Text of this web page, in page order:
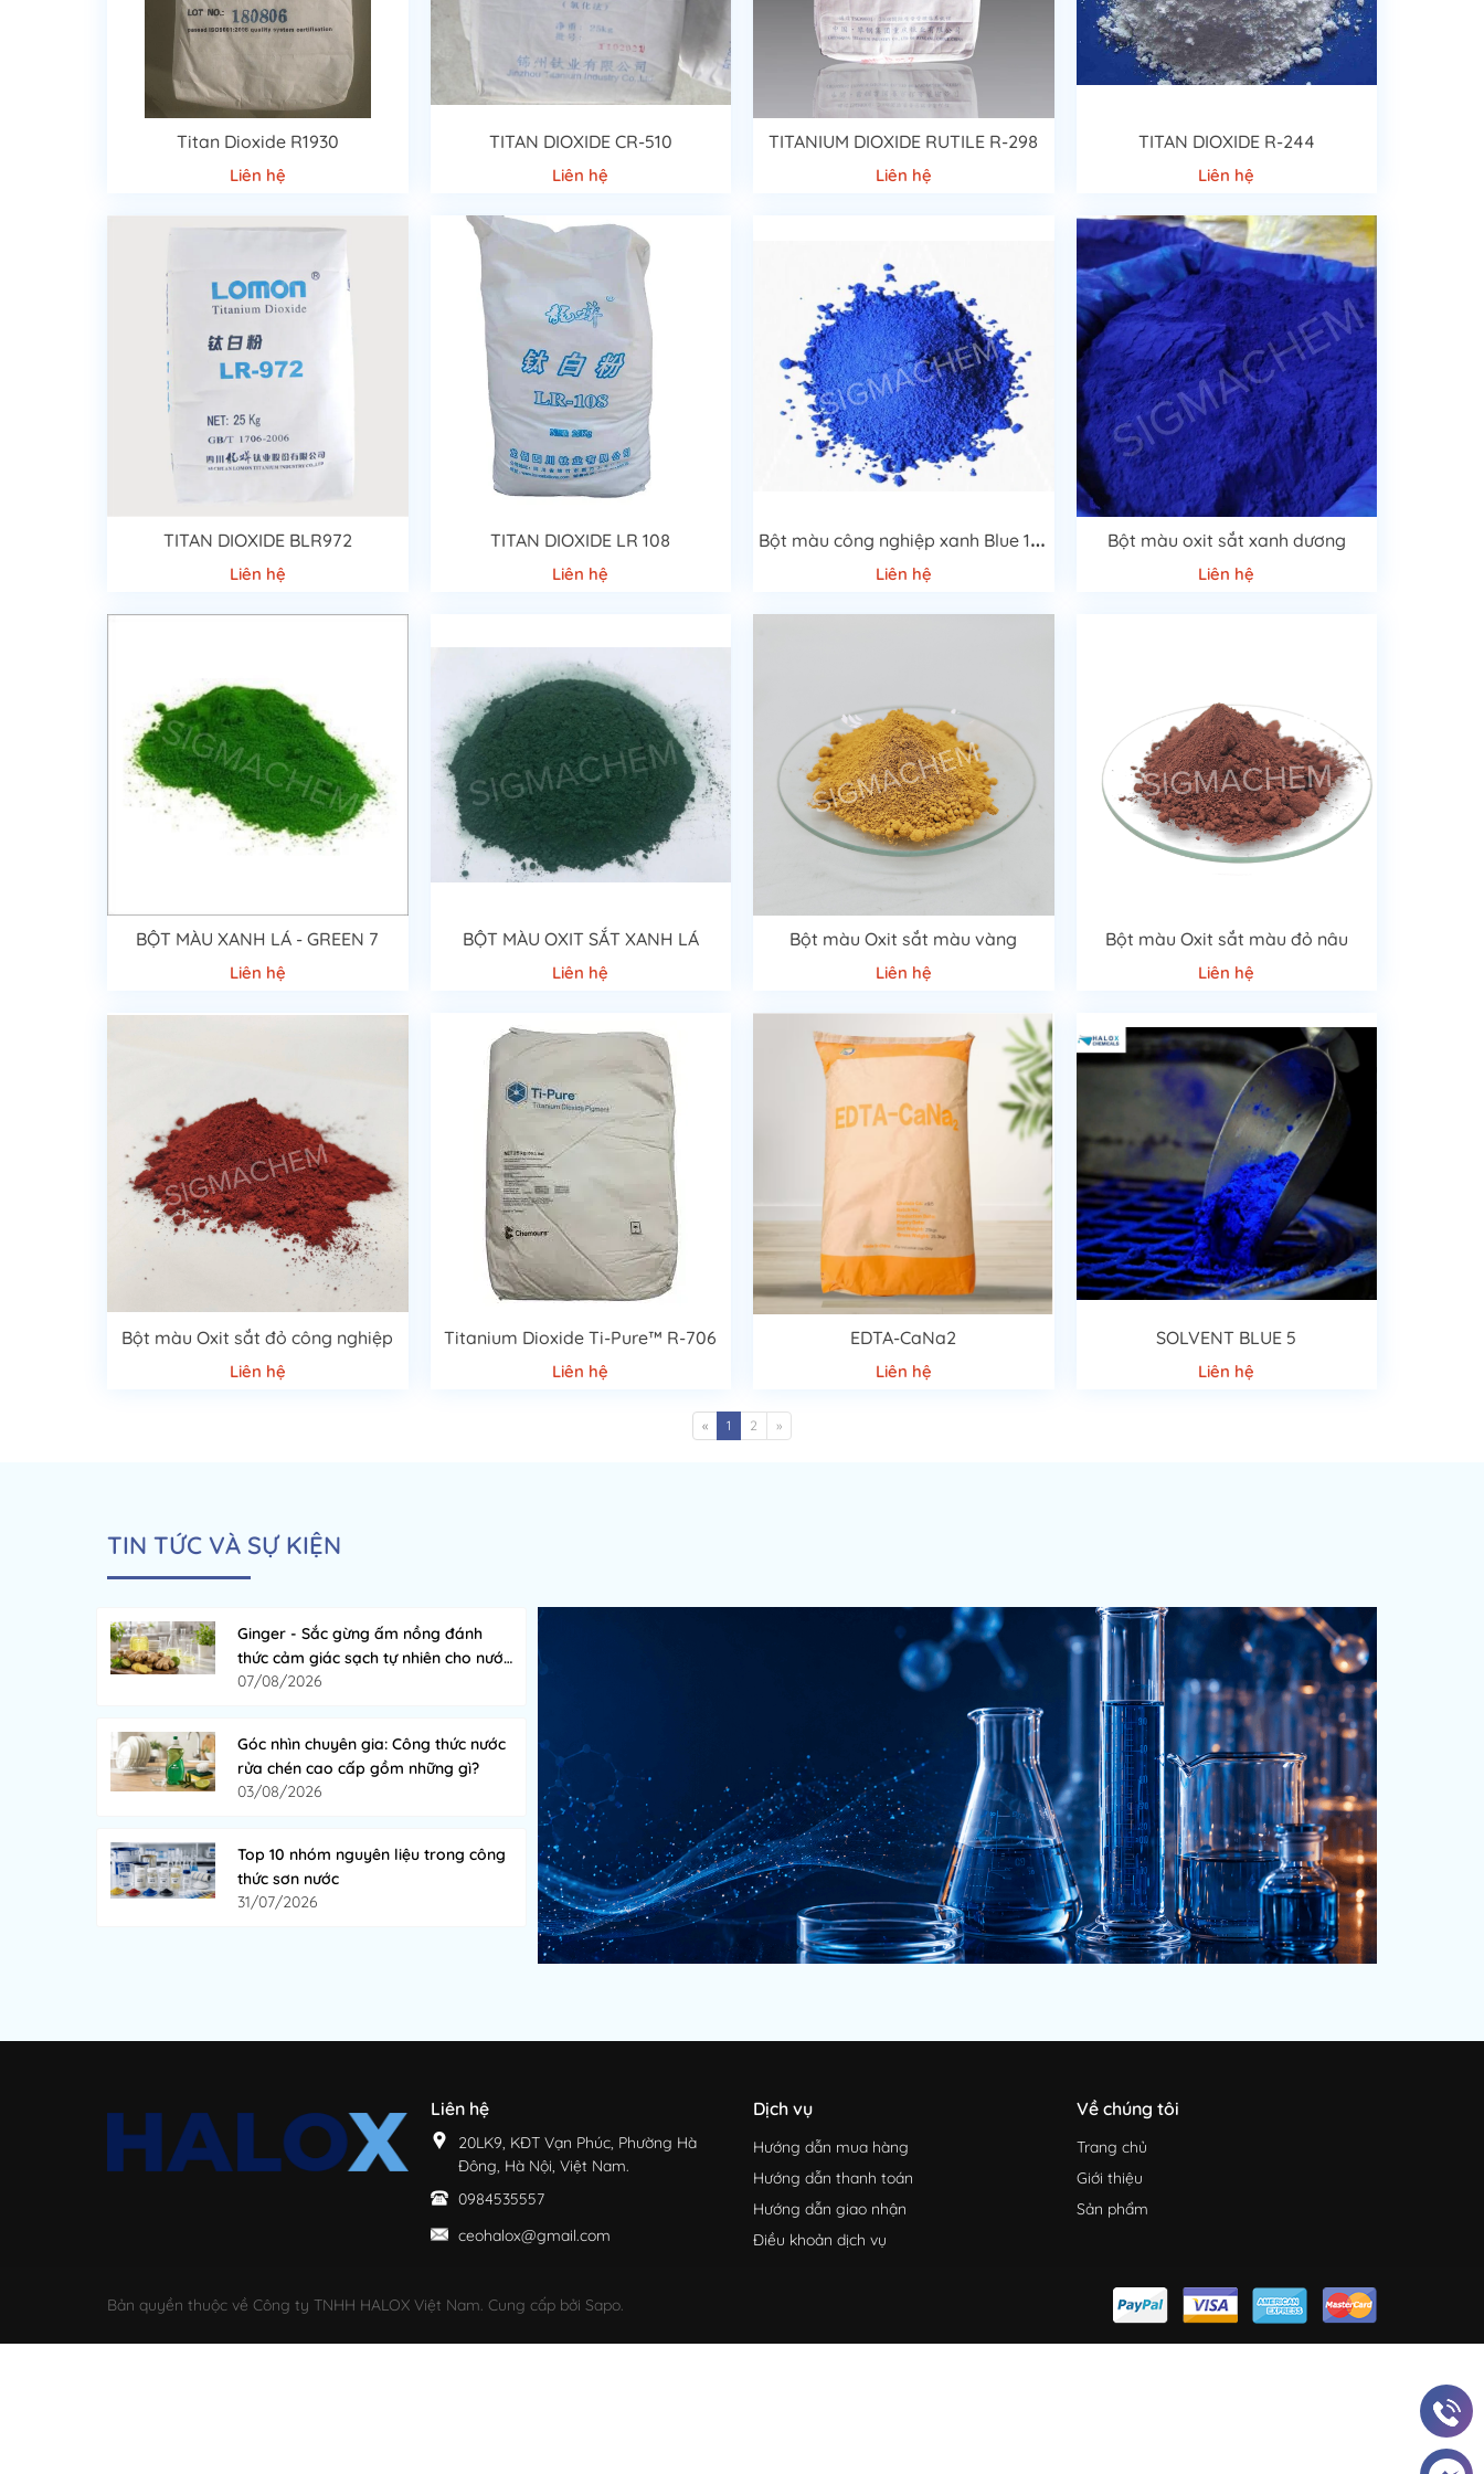
phẩm, bột màu còn có thể tăng khả năng chống chọi mạnh mẽ với thời tiết và bền màu với hầu hết các loại hóa chất.
Bột màu công nghiệp
mang ý nghĩa rất quan trọng trong sản xuất sơn. Có thể nói, nếu như base sơn là nền móng thì bột này chính là linh hồn của sơn, mang lại màu sắc cảm xúc
cho sơn. Làm tô điểm cho chính không gian, trang trí các công trình của bạn. Việc sử dụng bột màu không chỉ có giá thành phải chăng, dễ bảo quản khi sử dụng mà còn rất dễ dàng
khắc phục nếu sử dụng sai. Nếu như bạn pha quá đậm, chúng ta chỉ cần thêm dung môi tạo màu như sơn..Còn nếu như pha màu quá nhạt ta chỉ cần thêm bột màu đến độ ưng ý là
được, tránh những sản phẩm màu khác rất khó sửa, thậm chí phải bỏ đi.Bột màu công nghiệp
còn được sử dụng cho đa dạng các loại ngành nghề: như gốm sứ, sơn nước,các vật
liệu xây dựng, phụ gia phân bón,..
Về phía vật liệu xây dựng sẽ được sử dụng như làm gạch,bột màucòn giúp nhuộm màu bê tông xi măng . Trong ngành nhuộm gỗ/nhuộm giấy thì bột màu giúp xử lý các chất liệu
từ gỗ giúp sản phẩm thêm đa dạng về màu sắc. Ngoài ra còn có ứng dụng trong ngành nhuộm giấy, nhuộm màu nhang,…Bên cạnh đó, đối với ngành sơn nước sẽ được dùng để che
phủ, bảo vệ nguyên liệu một cách tốt hơn. Cuối cùng đó là bột màu nhuộm cho phụ gia của phân bón, Giúp tạo màu hạt, làm phụ gia màu và keo.
Titan Dioxide R1930
Liên hệ
TITAN DIOXIDE CR-510
Liên hệ
TITANIUM DIOXIDE RUTILE R-298
Liên hệ
TITAN DIOXIDE R-244
Liên hệ
TITAN DIOXIDE BLR972
Liên hệ
TITAN DIOXIDE LR 108
Liên hệ
B
ột màu công nghiệp xanh Blue 15.3
Liên hệ
Bột màu oxit sắt xanh dương
Liên hệ
BỘT MÀU XANH LÁ - GREEN 7
Liên hệ
BỘT MÀU OXIT SẮT XANH LÁ
Liên hệ
Bột màu Oxit sắt màu vàng
Liên hệ
Bột màu Oxit sắt màu đỏ nâu
Liên hệ
Bột màu Oxit sắt đỏ công nghiệp
Liên hệ
Titanium Dioxide Ti-Pure™ R-706
Liên hệ
EDTA-CaNa2
Liên hệ
SOLVENT BLUE 5
Liên hệ
« 1 2 »
TIN TỨC VÀ SỰ KIỆN
Ginger - Sắc gừng ấm nồng đánh
thức cảm giác sạch tự nhiên cho nước
rửa chén
07/08/2026
Góc nhìn chuyên gia: Công thức nước
rửa chén cao cấp gồm những gì?
03/08/2026
Top 10 nhóm nguyên liệu trong công
thức sơn nước
31/07/2026
Liên hệ
20LK9, KĐT Vạn Phúc, Phường Hà
Đông, Hà Nội, Việt Nam.
0984535557
ceohalox@gmail.com
Dịch vụ
Hướng dẫn mua hàng
Hướng dẫn thanh toán
Hướng dẫn giao nhận
Điều khoản dịch vụ
Về chúng tôi
Trang chủ
Giới thiệu
Sản phẩm
Bản quyền thuộc về Công ty TNHH HALOX Việt Nam. Cung cấp bởi Sapo.